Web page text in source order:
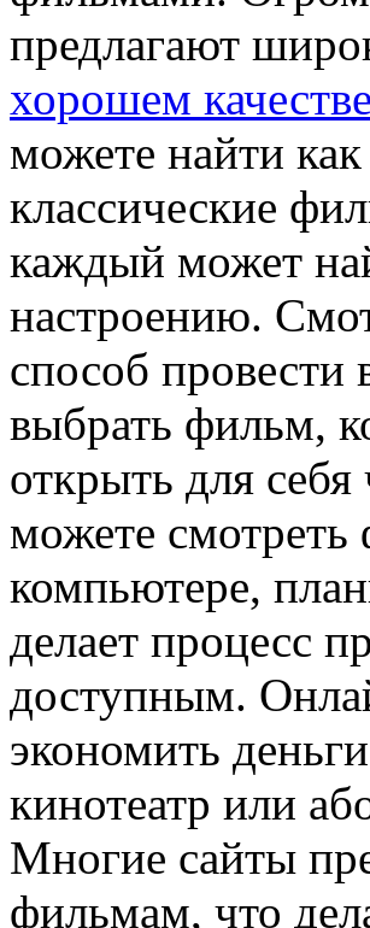
предлагают
хорошем качестве
можете найти
классические
каждый может
настроению.
способ
выбрать фильм,
открыть для
можете
компьютере,
делает процесс
доступным.
экономить
кинотеатр или
Многие сайты
фильмам, что